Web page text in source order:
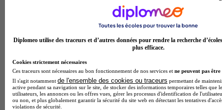
Diplomeo utilise des traceurs et d’autres données pour rendre la recherche
plus efficace.
Cookies strictement nécessaires
Ces traceurs sont nécessaires au bon fonctionnement de nos services et ne peuvent pas être
Il s'agit notamment de l'ensemble des cookies ou traceurs permettant de
active pendant sa navigation sur le site, de stocker des informations temporaires telles que
utilisateurs, les annonces ou les offres vues, gérer les processus d'identification de
ou non, et plus globalement garantir la sécurité du site web en détectant les tentatives
violations de sécurité.